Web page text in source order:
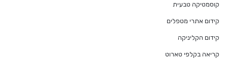
קוסמטיקה טבעית
קידום אתרי מטפלים
קידום הקליניקה
קריאה בקלפי טארוט